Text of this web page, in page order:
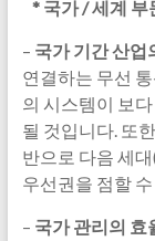
* 국가 / 세계 부
– 국가 기간 산업
연결하는 무선
의 시스템이 보
될 것입니다. 또
반으로 다음 세
우선권을 점할
– 국가 관리의 효